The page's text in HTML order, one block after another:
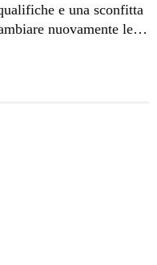
e una sconfitta
nuovamente le